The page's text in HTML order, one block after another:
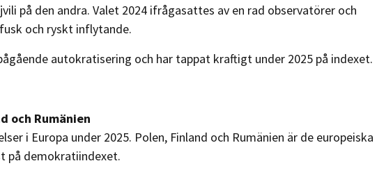
på den andra. Valet 2024 ifrågasattes av en rad observatörer och
och ryskt inflytande.
autokratisering och har tappat kraftigt under 2025 på indexet.
och Rumänien
i Europa under 2025. Polen, Finland och Rumänien är de europeiska
på demokratiindexet.